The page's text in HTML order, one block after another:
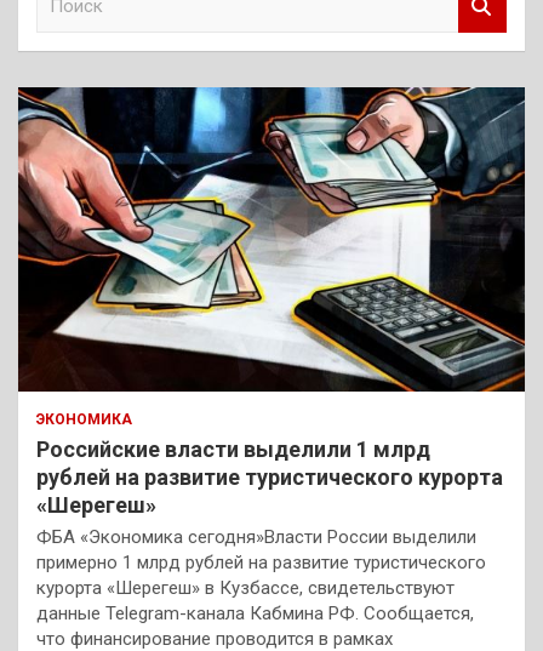
к
ЭКОНОМИКА
Российские власти выделили 1 млрд
рублей на развитие туристического курорта
«Шерегеш»
ФБА «Экономика сегодня»Власти России выделили
примерно 1 млрд рублей на развитие туристического
курорта «Шерегеш» в Кузбассе, свидетельствуют
данные Telegram-канала Кабмина РФ. Сообщается,
что финансирование проводится в рамках